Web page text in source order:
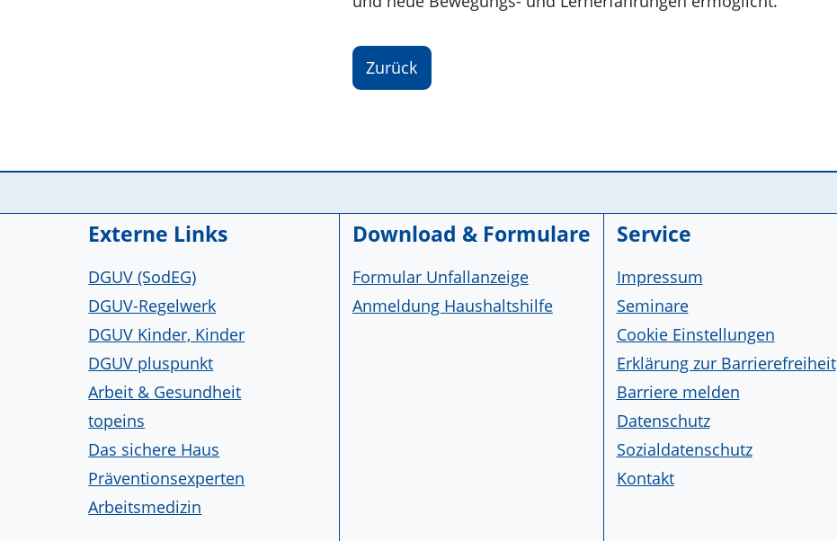
Zurück
Service Informationen
Externe Links
DGUV (SodEG)
DGUV-Regelwerk
DGUV Kinder, Kinder
DGUV pluspunkt
Arbeit & Gesundheit
topeins
Das sichere Haus
Präventionsexperten
Arbeitsmedizin
Download & Formulare
Formular Unfallanzeige
Anmeldung Haushaltshilfe
Service
Impressum
Seminare
Cookie Einstellungen
Erklärung zur Barrierefreiheit
Barriere melden
Datenschutz
Sozialdatenschutz
Kontakt